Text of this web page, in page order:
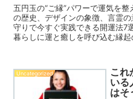
五円玉の“ご縁”パワーで運気を
の歴史、デザインの象徴、言霊
守りで今すぐ実践できる開運法7
暮らしに運と癒しを呼び込む縁起
Uncategorized
これ
いる
はそ